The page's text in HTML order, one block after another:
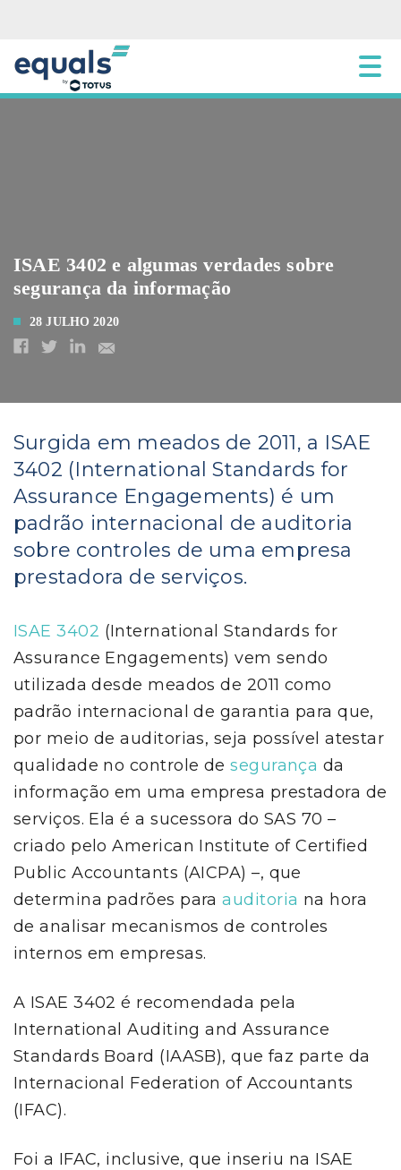
ISAE 3402 e algumas verdades sobre
segurança da informação
28 JULHO 2020
Surgida em meados de 2011, a ISAE
3402 (International Standards for
Assurance Engagements) é um
padrão internacional de auditoria
sobre controles de uma empresa
prestadora de serviços.
ISAE 3402 (International Standards for
Assurance Engagements) vem sendo
utilizada desde meados de 2011 como
padrão internacional de garantia para que,
por meio de auditorias, seja possível atestar
qualidade no controle desegurança da
informação em uma empresa prestadora de
serviços. Ela é a sucessora do SAS 70–
criado pelo American Institute of Certified
Public Accountants (AICPA) –, que
determina padrões paraauditoria na hora
de analisar mecanismos de controles
internos em empresas.
A ISAE 3402 é recomendada pela
International Auditing and Assurance
Standards Board (IAASB), que faz parte da
Internacional Federation of Accountants
(IFAC).
Foi a IFAC, inclusive, que inseriu na ISAE